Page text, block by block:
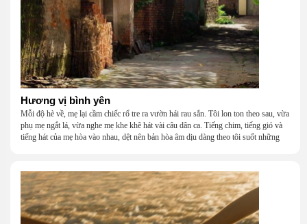
Hương vị bình yên
Mỗi độ hè về, mẹ lại cầm chiếc rổ tre ra vườn hái rau sắn. Tôi lon ton theo sau, vừa
phụ mẹ ngắt lá, vừa nghe mẹ khe khẽ hát vài câu dân ca. Tiếng chim, tiếng gió và
tiếng hát của mẹ hòa vào nhau, dệt nên bản hòa âm dịu dàng theo tôi suốt những